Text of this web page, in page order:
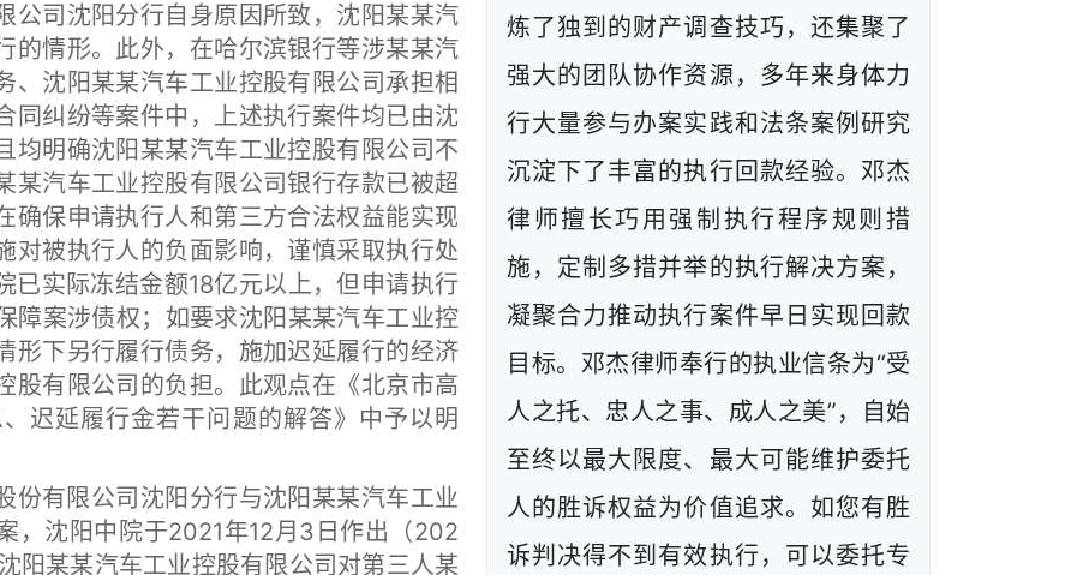
公司沈阳分行自身原因所致，沈阳某某汽
的情形。此外，在哈尔滨银行等涉某某汽
、沈阳某某汽车工业控股有限公司承担相
同纠纷等案件中，上述执行案件均已由沈
均明确沈阳某某汽车工业控股有限公司不
某汽车工业控股有限公司银行存款已被超
确保申请执行人和第三方合法权益能实现
对被执行人的负面影响，谨慎采取执行处
已实际冻结金额18亿元以上，但申请执行
障案涉债权；如要求沈阳某某汽车工业控
形下另行履行债务，施加迟延履行的经济
股有限公司的负担。此观点在《北京市高
迟延履行金若干问题的解答》中予以明
有限公司沈阳分行与沈阳某某汽车工业
，沈阳中院于2021年12月3日作出（202
阳某某汽车工业控股有限公司对第三人某
炼了独到的财产调查技巧，还集聚了
强大的团队协作资源，多年来身体力
行大量参与办案实践和法条案例研究
沉淀下了丰富的执行回款经验。邓杰
律师擅长巧用强制执行程序规则措
施，定制多措并举的执行解决方案，
凝聚合力推动执行案件早日实现回款
目标。邓杰律师奉行的执业信条为“受
人之托、忠人之事、成人之美”，自始
至终以最大限度、最大可能维护委托
人的胜诉权益为价值追求。如您有胜
诉判决得不到有效执行，可以委托专